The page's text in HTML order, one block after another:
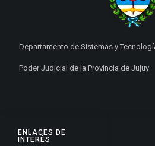
ENLACES DE
INTERÉS
Departamento de Sistemas y
Poder Judicial de la Provincia de Jujuy